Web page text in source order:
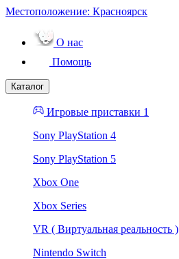
Местоположение: Красноярск
О нас
Помощь
Каталог
Игровые приставки 1
Sony PlayStation 4
Sony PlayStation 5
Xbox One
Xbox Series
VR ( Виртуальная реальность )
Nintendo Switch